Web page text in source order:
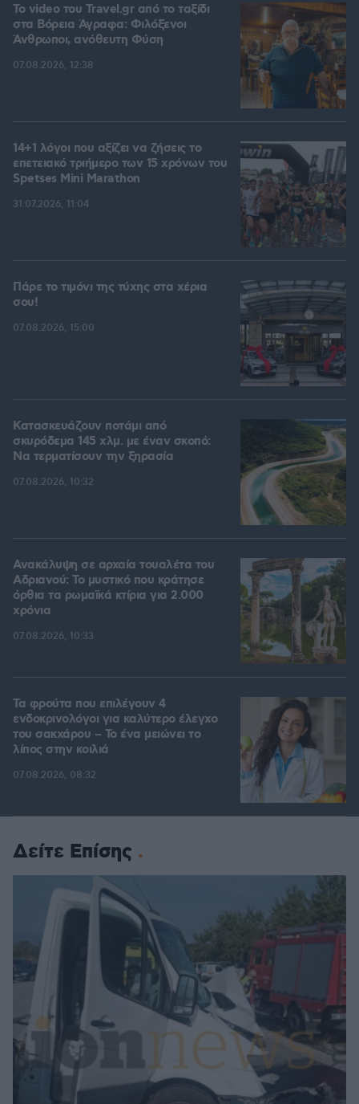
To video του Travel.gr από το ταξίδι
στα Βόρεια Άγραφα: Φιλόξενοι
Άνθρωποι, ανόθευτη Φύση
07.08.2026, 12:38
14+1 λόγοι που αξίζει να ζήσεις το
επετειακό τριήμερο των 15 χρόνων του
Spetses Mini Marathon
31.07.2026, 11:04
Πάρε το τιμόνι της τύχης στα χέρια
σου!
07.08.2026, 15:00
Κατασκευάζουν ποτάμι από
σκυρόδεμα 145 χλμ. με έναν σκοπό:
Να τερματίσουν την ξηρασία
07.08.2026, 10:32
Ανακάλυψη σε αρχαία τουαλέτα του
Αδριανού: Το μυστικό που κράτησε
όρθια τα ρωμαϊκά κτίρια για 2.000
χρόνια
07.08.2026, 10:33
Τα φρούτα που επιλέγουν 4
ενδοκρινολόγοι για καλύτερο έλεγχο
του σακχάρου – Το ένα μειώνει το
λίπος στην κοιλιά
07.08.2026, 08:32
Δείτε Επίσης